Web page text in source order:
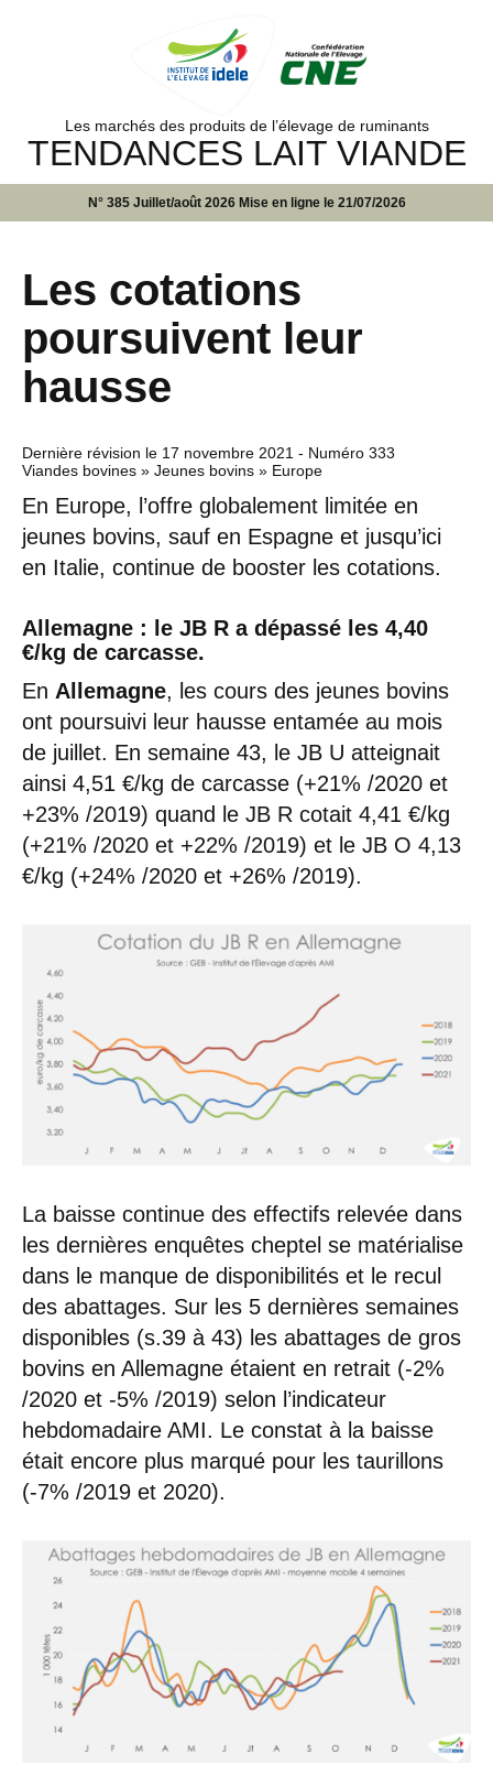
Les marchés des produits de l’élevage de ruminants
TENDANCES LAIT VIANDE
N° 385 Juillet/août 2026 Mise en ligne le 21/07/2026
Les cotations
poursuivent leur
hausse
Dernière révision le 17 novembre 2021 - Numéro 333
Viandes bovines » Jeunes bovins » Europe
En Europe, l’offre globalement limitée en
jeunes bovins, sauf en Espagne et jusqu’ici
en Italie, continue de booster les cotations.
Allemagne : le JB R a dépassé les 4,40
€/kg de carcasse.
En Allemagne, les cours des jeunes bovins
ont poursuivi leur hausse entamée au mois
de juillet. En semaine 43, le JB U atteignait
ainsi 4,51 €/kg de carcasse (+21% /2020 et
+23% /2019) quand le JB R cotait 4,41 €/kg
(+21% /2020 et +22% /2019) et le JB O 4,13
€/kg (+24% /2020 et +26% /2019).
La baisse continue des effectifs relevée dans
les dernières enquêtes cheptel se matérialise
dans le manque de disponibilités et le recul
des abattages. Sur les 5 dernières semaines
disponibles (s.39 à 43) les abattages de gros
bovins en Allemagne étaient en retrait (-2%
/2020 et -5% /2019) selon l’indicateur
hebdomadaire AMI. Le constat à la baisse
était encore plus marqué pour les taurillons
(-7% /2019 et 2020).